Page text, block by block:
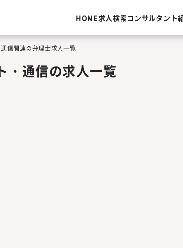
HOME求人検索コンサルタント
信関連の弁理士求人一覧
・通信の求人一覧